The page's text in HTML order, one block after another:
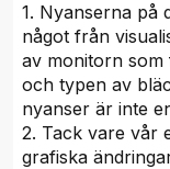
1. Nyanserna på
något från
av monitorn som
och typen av
nyanser är inte
2. Tack vare vår
grafiska